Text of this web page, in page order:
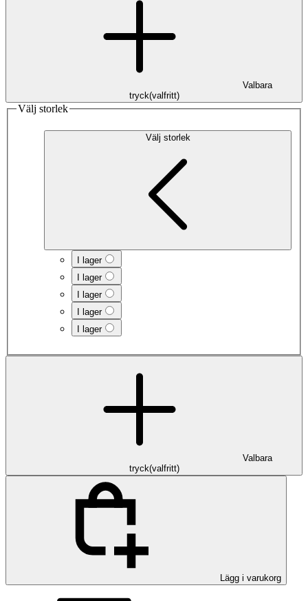
Valbara
tryck(valfritt)
Välj storlek
Välj storlek
I lager
I lager
I lager
I lager
I lager
Valbara
tryck(valfritt)
Lägg i varukorg